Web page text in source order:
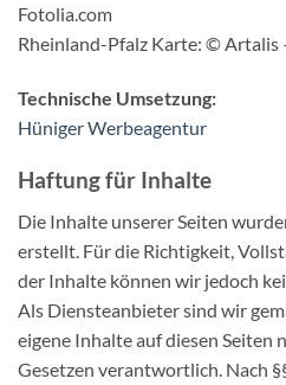
Fotolia.com
Rheinland-Pfalz Karte: © Artalis
Technische Umsetzung:
Hüniger Werbeagentur
Haftung für Inhalte
Die Inhalte unserer Seiten
erstellt. Für die Richtigkeit,
der Inhalte können wir jedoch
Als Diensteanbieter sind wir
eigene Inhalte auf diesen Seiten
Gesetzen verantwortlich. Nach